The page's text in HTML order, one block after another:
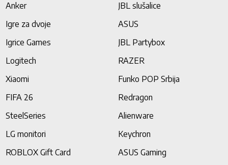
Anker
JBL slušalice
Igre za dvoje
ASUS
Igrice Games
JBL Partybox
Logitech
RAZER
Xiaomi
Funko POP Srbija
FIFA 26
Redragon
SteelSeries
Alienware
LG monitori
Keychron
ROBLOX Gift Card
ASUS Gaming